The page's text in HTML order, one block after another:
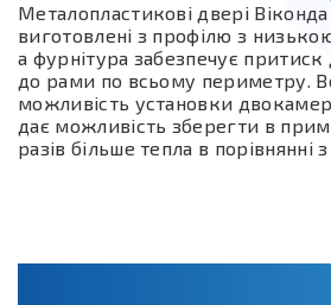
Металопластикові двері
виготовлені з профілю з
а фурнітура забезпечує
до рами по всьому периметру.
можливість установки
дає можливість зберегти в
разів більше тепла в порівнянні